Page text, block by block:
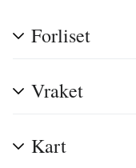
Forliset
Vraket
Kart